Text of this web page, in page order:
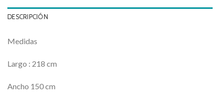
DESCRIPCIÓN
Medidas
Largo : 218 cm
Ancho 150 cm